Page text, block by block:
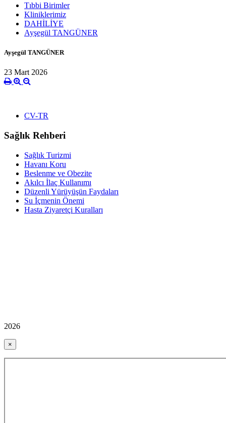
Tıbbi Birimler
Kliniklerimiz
DAHİLİYE
Ayşegül TANGÜNER
Ayşegül TANGÜNER
23 Mart 2026
CV-TR
Sağlık Rehberi
Sağlık Turizmi
Havanı Koru
Beslenme ve Obezite
Akılcı İlaç Kullanımı
Düzenli Yürüyüşün Faydaları
Su İçmenin Önemi
Hasta Ziyaretçi Kuralları
2026
×